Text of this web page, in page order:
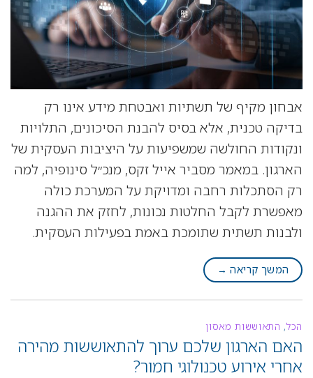
אבחון מקיף של תשתיות ואבטחת מידע אינו רק
בדיקה טכנית, אלא בסיס להבנת הסיכונים, התלויות
ונקודות החולשה שמשפיעות על היציבות העסקית של
הארגון. במאמר מסביר אייל זקס, מנכ״ל סינופיה, למה
רק הסתכלות רחבה ומדויקת על המערכת כולה
מאפשרת לקבל החלטות נכונות, לחזק את ההגנה
ולבנות תשתית שתומכת באמת בפעילות העסקית.
המשך קריאה →
הכל, התאוששות מאסון
האם הארגון שלכם ערוך להתאוששות מהירה
אחרי אירוע טכנולוגי חמור?